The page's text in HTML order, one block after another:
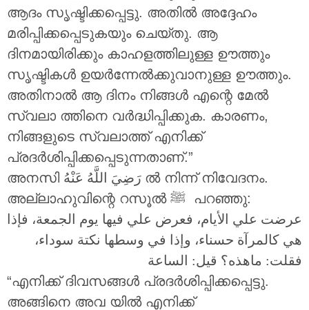
ആദം സൃഷ്ടിക്കപ്പെട്ടു. അതിൽ അദ്ദേഹം
മരിപ്പിക്കപ്പെടുകയും ചെയ്തു. ആ
ദിനമായിരിക്കും കാഹളത്തിലുള്ള ഊത്തും
സൃഷ്ടികൾ ഉയർന്നേൽക്കുവാനുള്ള ഊത്തും.
അതിനാൽ ആ ദിനം നിങ്ങൾ എന്റെ മേൽ
സ്വലാ ത്തിനെ വർദ്ധിപ്പിക്കുക. കാരണം,
നിങ്ങളുടെ സ്വലാത്ത് എനിക്ക്
പ്രദർശിപ്പിക്കപ്പെടുന്നതാണ്.”
അനസി
ൽ നിന്ന് നിവേദനം.
അല്ലാഹുവിന്റെ റസൂൽ ‎ﷺ പറഞ്ഞു:
عرضت علي الأيام، فعرض علي فيها يوم الجمعة، فإذا
هي كالمرآة حسناء، وإذا في وسطها نكتة سوداء،
فقلت: ماهذه؟ قيل: الساعة
“എനിക്ക് ദിവസങ്ങൾ പ്രദർശിപ്പിക്കപ്പെട്ടു.
അങ്ങിനെ അവ യിൽ എനിക്ക്